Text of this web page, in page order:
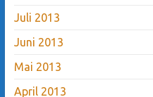
Juli 2013
Juni 2013
Mai 2013
April 2013